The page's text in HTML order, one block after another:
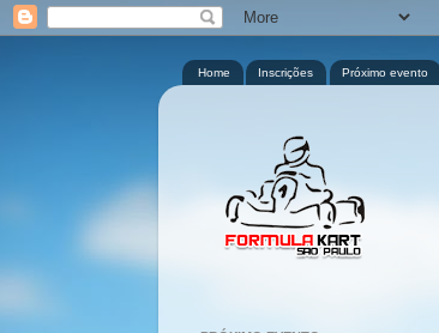
Home Inscrições Próximo evento